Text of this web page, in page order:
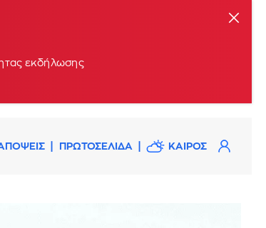
εκδήλωσης
ΠΡΩΤΟΣΕΛΙΔΑ ΚΑΙΡΟΣ